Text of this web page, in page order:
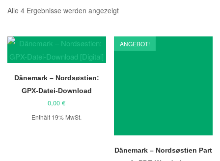
Alle 4 Ergebnisse werden angezeigt
Dänemark – Nordsøstien:
GPX-Datei-Download
0,00€
Enthält 19% MwSt.
ANGEBOT!
Dänemark – Nordsøstien Part